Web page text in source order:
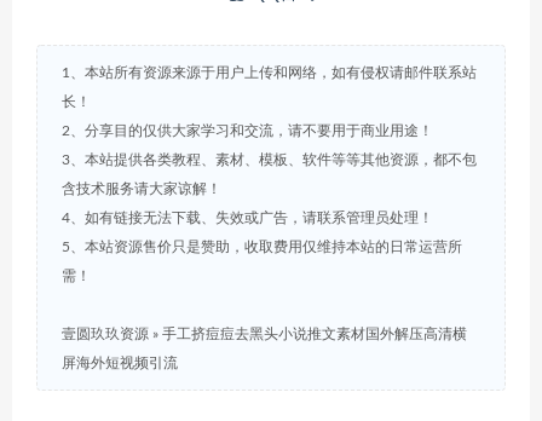
1、本站所有资源来源于用户上传和网络，如有侵权请邮件联系站
长！
2、分享目的仅供大家学习和交流，请不要用于商业用途！
3、本站提供各类教程、素材、模板、软件等等其他资源，都不包
含技术服务请大家谅解！
4、如有链接无法下载、失效或广告，请联系管理员处理！
5、本站资源售价只是赞助，收取费用仅维持本站的日常运营所
需！
壹圆玖玖资源 » 手工挤痘痘去黑头小说推文素材国外解压高清横
屏海外短视频引流